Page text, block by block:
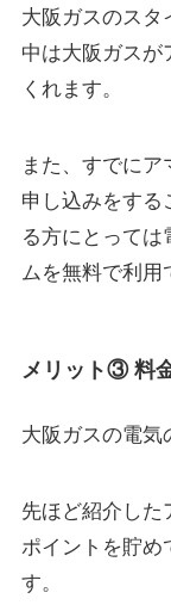
大阪ガスのスタ
中は大阪ガスが
くれます。
また、すでにア
申し込みをする
る方にとっては
ムを無料で利用
メリット③ 料
大阪ガスの電気
先ほど紹介した
ポイントを貯め
す。